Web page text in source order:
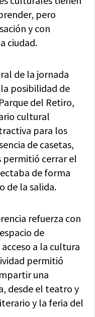
pero
y con
ciudad.
de la jornada
posibilidad de
del Retiro,
cultural
para los
de casetas,
permitió cerrar el
de forma
de la salida.
refuerza con
de
a la cultura
permitió
una
desde el teatro y
y la feria del